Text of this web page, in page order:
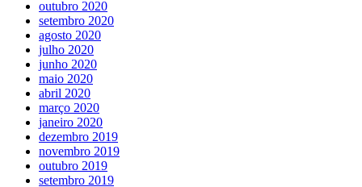
outubro 2020
setembro 2020
agosto 2020
julho 2020
junho 2020
maio 2020
abril 2020
março 2020
janeiro 2020
dezembro 2019
novembro 2019
outubro 2019
setembro 2019